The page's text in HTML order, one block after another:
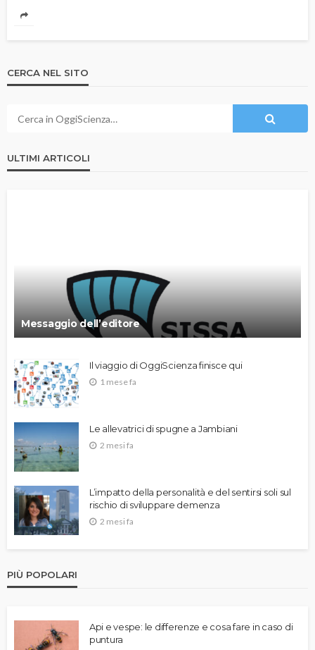
CERCA NEL SITO
ULTIMI ARTICOLI
Messaggio dell’editore
Il viaggio di OggiScienza finisce qui
1 mese fa
Le allevatrici di spugne a Jambiani
2 mesi fa
L’impatto della personalità e del sentirsi soli sul
rischio di sviluppare demenza
2 mesi fa
PIÙ POPOLARI
Api e vespe: le differenze e cosa fare in caso di
puntura